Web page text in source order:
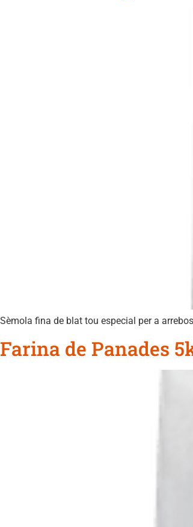
Sèmola fina de blat tou especial per a
Farina de Panades